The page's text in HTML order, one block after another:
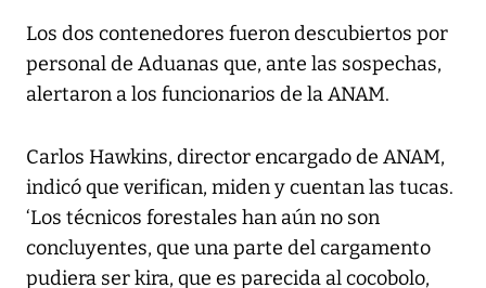
Los dos contenedores fueron descubiertos por
personal de Aduanas que, ante las sospechas,
alertaron a los funcionarios de la ANAM.
Carlos Hawkins, director encargado de ANAM,
indicó que verifican, miden y cuentan las tucas.
‘Los técnicos forestales han aún no son
concluyentes, que una parte del cargamento
pudiera ser kira, que es parecida al cocobolo,